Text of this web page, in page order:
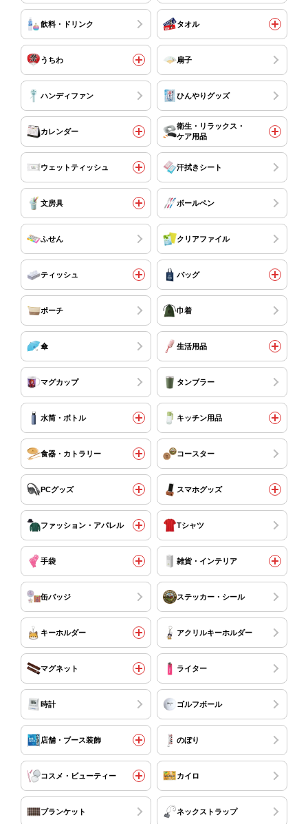
飲料・ドリンク タオル
うちわ 扇子
ハンディファン ひんやりグッズ
カレンダー
衛生・リラックス・
ケア用品
ウェットティッシュ 汗拭きシート
文房具 ボールペン
ふせん クリアファイル
ティッシュ バッグ
ポーチ 巾着
傘 生活用品
マグカップ タンブラー
水筒・ボトル キッチン用品
食器・カトラリー コースター
PCグッズ スマホグッズ
ファッション・アパレル Tシャツ
手袋 雑貨・インテリア
缶バッジ ステッカー・シール
キーホルダー アクリルキーホルダー
マグネット ライター
時計 ゴルフボール
店舗・ブース装飾 のぼり
コスメ・ビューティー カイロ
ブランケット ネックストラップ